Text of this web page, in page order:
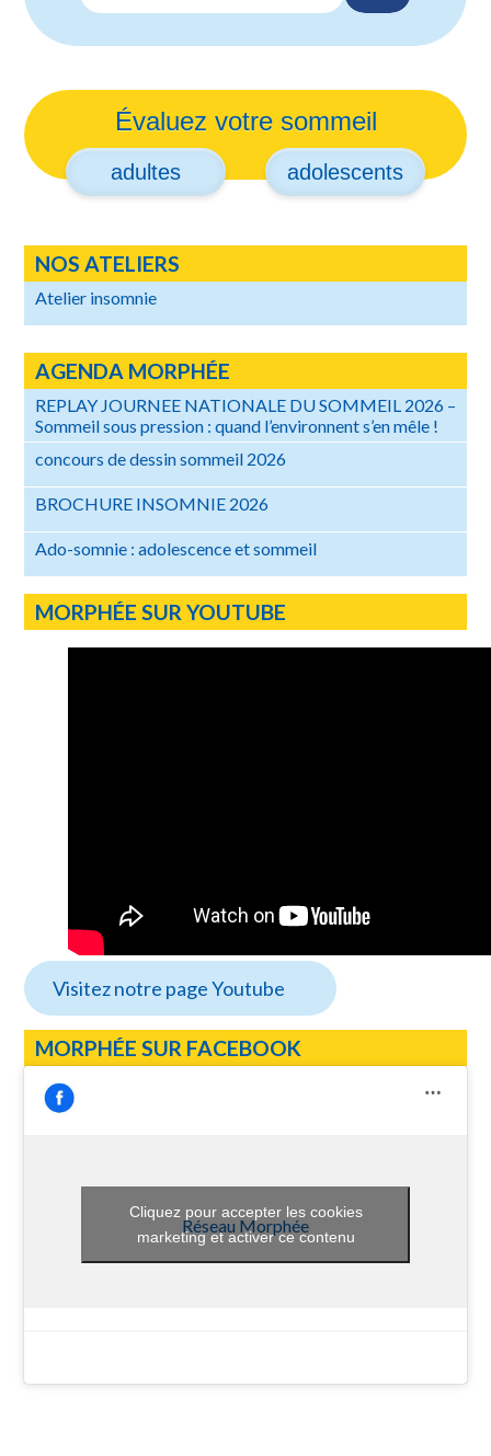
pour
Évaluez votre sommeil
adultes adolescents
NOS ATELIERS
Atelier insomnie
AGENDA MORPHÉE
REPLAY JOURNEE NATIONALE DU SOMMEIL 2026 –
Sommeil sous pression : quand l’environnent s’en mêle !
concours de dessin sommeil 2026
BROCHURE INSOMNIE 2026
Ado-somnie : adolescence et sommeil
MORPHÉE SUR YOUTUBE
Visitez notre page Youtube
MORPHÉE SUR FACEBOOK
Réseau Morphée
Cliquez pour accepter les cookies
marketing et activer ce contenu